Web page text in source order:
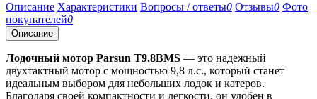
Описание Характеристики Вопросы / ответы0 Отзывы0 Фото
покупателей0
Описание
Лодочный мотор Parsun T9.8BMS — это надежный
двухтактный мотор с мощностью 9,8 л.с., который станет
идеальным выбором для небольших лодок и катеров.
Благодаря своей компактности и легкости, он удобен в